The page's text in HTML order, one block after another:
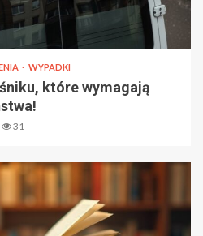
WYPADKI
które wymagają
31